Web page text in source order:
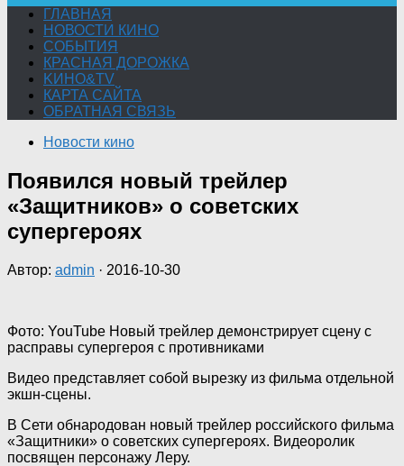
ГЛАВНАЯ
НОВОСТИ КИНО
СОБЫТИЯ
КРАСНАЯ ДОРОЖКА
KИНО&TV
КАРТА САЙТА
ОБРАТНАЯ СВЯЗЬ
Новости кино
Появился новый трейлер
«Защитников» о советских
супергероях
Автор: admin · 2016-10-30
Фото: YouTube Новый трейлер демонстрирует сцену с
расправы супергероя с противниками
Видео представляет собой вырезку из фильма отдельной
экшн-сцены.
В Сети обнародован новый трейлер российского фильма
«Защитники» о советских супергероях. Видеоролик
посвящен персонажу Леру.